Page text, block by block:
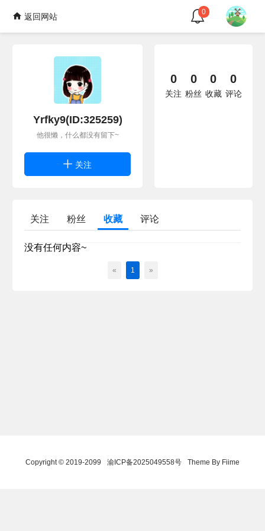
返回网站 0
Yrfky9(ID:325259)
他很懒，什么都没有留下~
关注
0
关注
0
粉丝
0
收藏
0
评论
关注 粉丝 收藏 评论
没有任何内容~
« 1 »
Copyright © 2019-2099 渝ICP备2025049558号 Theme By Fiime